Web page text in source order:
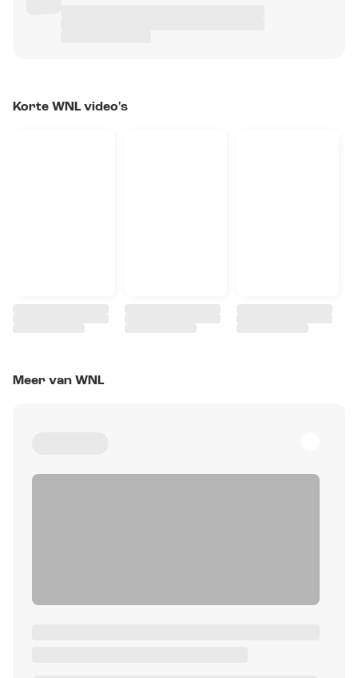
Korte WNL video's
Meer van WNL